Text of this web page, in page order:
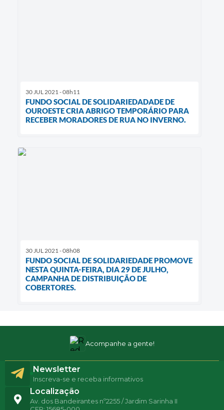
30 JUL 2021 - 08h11
FUNDO SOCIAL DE SOLIDARIEDADADE DE
OUROESTE CRIA ABRIGO TEMPORÁRIO PARA
RECEBER MORADORES DE RUA NO INVERNO.
30 JUL 2021 - 08h08
FUNDO SOCIAL DE SOLIDARIEDADE PROMOVE
NESTA QUINTA-FEIRA, DIA 29 DE JULHO,
CAMPANHA DE DISTRIBUIÇÃO DE
COBERTORES.
Acompanhe a gente!
Localização
Av. dos Bandeirantes nº2255 / Jardim Sarinha II
Newsletter
Inscreva-se e receba informativos